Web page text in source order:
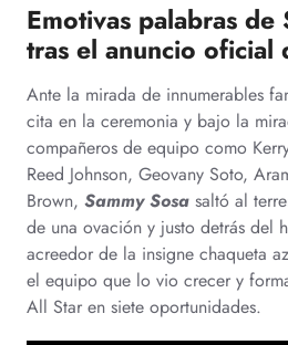
Emotivas palabras de
tras el anuncio oficial
Ante la mirada de innumerables
cita en la ceremonia y bajo la
compañeros de equipo como
Reed Johnson, Geovany Soto,
Brown, Sammy Sosa saltó al
de una ovación y justo detrás del
acreedor de la insigne chaqueta
el equipo que lo vio crecer y
All Star en siete oportunidades.